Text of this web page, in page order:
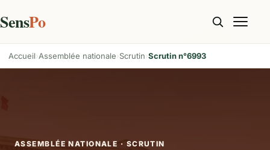
SensPo
Accueil Assemblée nationale Scrutin Scrutin n°6993
ASSEMBLÉE NATIONALE · SCRUTIN